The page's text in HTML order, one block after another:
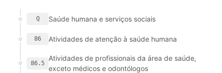
Q Saúde humana e serviços sociais
86 Atividades de atenção à saúde humana
86.5
Atividades de profissionais da área de saúde,
exceto médicos e odontólogos